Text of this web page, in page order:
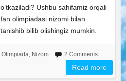
o‘tkaziladi? Ushbu sahifamiz orqali
fan olimpiadasi nizomi bilan
tanishib bilib olishingiz mumkin.
Olimpiada, Nizom 2 Comments
Read more